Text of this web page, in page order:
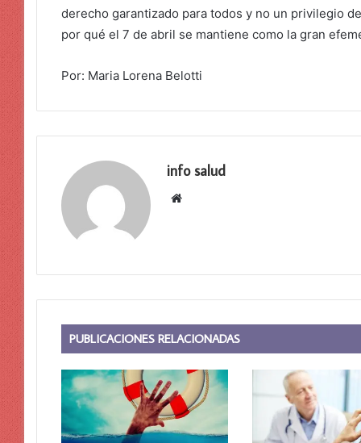
derecho garantizado para todos y no un privilegio
por qué el 7 de abril se mantiene como la gran
Por: Maria Lorena Belotti
info salud
Sitio
PUBLICACIONES RELACIONADAS